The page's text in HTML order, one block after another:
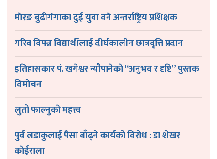
माेरङ बुढीगंगाका दुई युवा वने अन्तर्राष्ट्रिय प्रशिक्षक
गरिव विपन्न विद्यार्थीलाई दीर्घकालीन छात्रवृत्ति प्रदान
इतिहासकार पं. खगेश्वर न्यौपानेकाे “अनुभव र दृष्टि” पुस्तक
विमाेचन
लुतो फाल्नुकाे महत्त्व
पुर्व लडाकुलाई पैसा बाँढ्ने कार्यकाे विराेध : डा शेखर
काेईराला